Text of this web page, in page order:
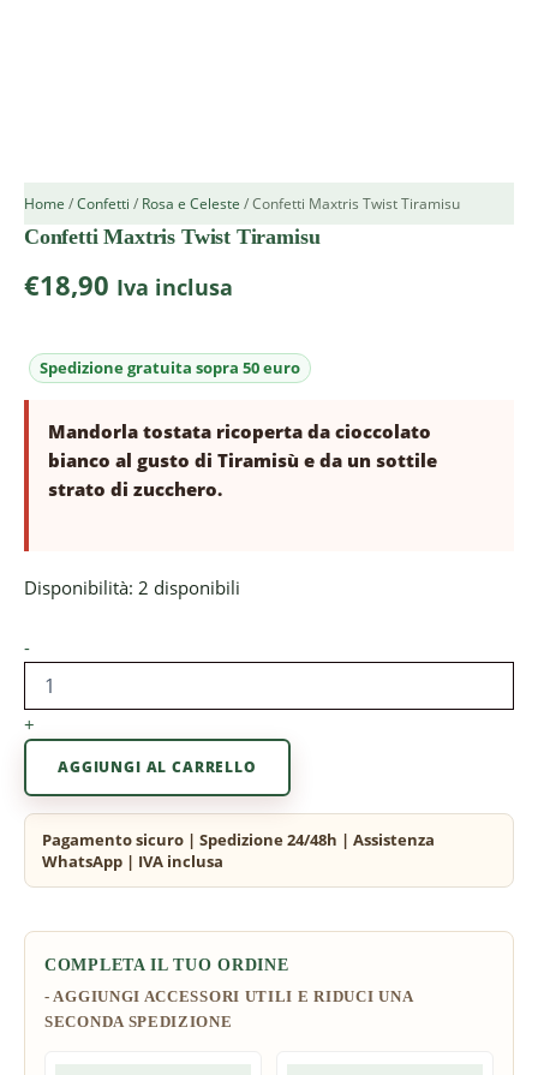
Home /Confetti / Rosa e Celeste / Confetti Maxtris Twist Tiramisu
Confetti Maxtris Twist Tiramisu
€18,90 Iva inclusa
Mandorla tostata ricoperta da cioccolato
bianco al gusto di Tiramisù e da un sottile
strato di zucchero.
Disponibilità: 2 disponibili
-
+
AGGIUNGI AL CARRELLO
COMPLETA IL TUO ORDINE